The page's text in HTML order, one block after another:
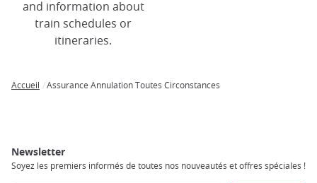
and information about
train schedules or
itineraries.
Accueil Assurance Annulation Toutes Circonstances
Newsletter
Soyez les premiers informés de toutes nos nouveautés et offres spéciales !